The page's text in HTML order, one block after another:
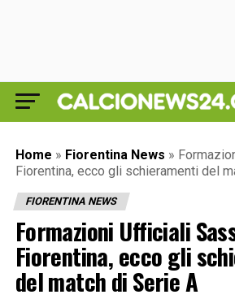
Home » Fiorentina News »
Fiorentina, ecco gli schieramenti del
FIORENTINA NEWS
Formazioni Ufficiali
Fiorentina, ecco gli
del match di Serie A